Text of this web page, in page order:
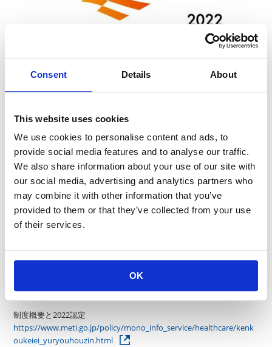
Consent Details About
This website uses cookies
We use cookies to personalise content and ads, to
provide social media features and to analyse our traffic.
We also share information about your use of our site with
our social media, advertising and analytics partners who
may combine it with other information that you’ve
provided to them or that they’ve collected from your use
of their services.
OK
健康経営優良法人認定制度とは、地域の健康課題に即し
た取り組みや日本健康会議が進める健康増進の取り組み
をもとに、特に優良な健康経営を実践している大企業や
中小企業等の法人を顕彰する制度です。
KOAは今後も社員とその家族の健康維持・促進のため、
健康経営への取り組みを継続してまいります。
https://www.meti.go.jp/press/2021/03/20220309002/20220309002.h
tml
制度概要と2022認定
https://www.meti.go.jp/policy/mono_info_service/healthcare/kenk
oukeiei_yuryouhouzin.html